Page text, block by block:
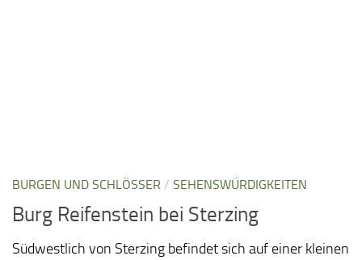
BURGEN UND SCHLÖSSER / SEHENSWÜRDIGKEITEN
Burg Reifenstein bei Sterzing
Südwestlich von Sterzing befindet sich auf einer kleinen